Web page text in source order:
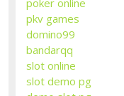
pkv games
domino99
bandarqq
slot online
slot demo pg